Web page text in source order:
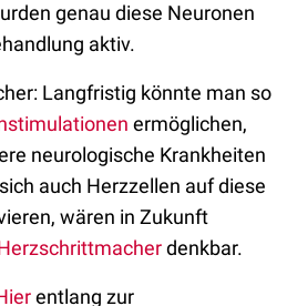
genau diese Neuronen
aktiv.
Langfristig könnte man so
ermöglichen,
neurologische Krankheiten
auch Herzzellen auf diese
wären in Zukunft
denkbar.
entlang zur